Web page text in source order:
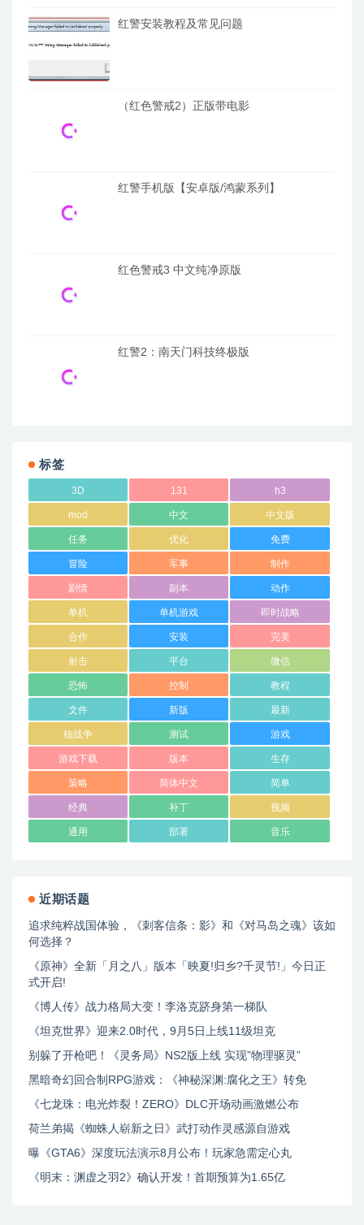
红警安装教程及常见问题
（红色警戒2）正版带电影
红警手机版【安卓版/鸿蒙系列】
红色警戒3 中文纯净原版
红警2：南天门科技终极版
标签
3D 131 h3
mod 中文 中文版
任务 优化 免费
冒险 军事 制作
剧情 副本 动作
单机 单机游戏 即时战略
合作 安装 完美
射击 平台 微信
恐怖 控制 教程
文件 新版 最新
核战争 测试 游戏
游戏下载 版本 生存
策略 简体中文 简单
经典 补丁 视频
通用 部署 音乐
近期话题
追求纯粹战国体验，《刺客信条：影》和《对马岛之魂》该如
何选择？
《原神》全新「月之八」版本「映夏!归乡?千灵节!」今日正
式开启!
《博人传》战力格局大变！李洛克跻身第一梯队
《坦克世界》迎来2.0时代，9月5日上线11级坦克
别躲了开枪吧！《灵务局》NS2版上线 实现”物理驱灵”
黑暗奇幻回合制RPG游戏：《神秘深渊:腐化之王》转免
《七龙珠：电光炸裂！ZERO》DLC开场动画激燃公布
荷兰弟揭《蜘蛛人崭新之日》武打动作灵感源自游戏
曝《GTA6》深度玩法演示8月公布！玩家急需定心丸
《明末：渊虚之羽2》确认开发！首期预算为1.65亿